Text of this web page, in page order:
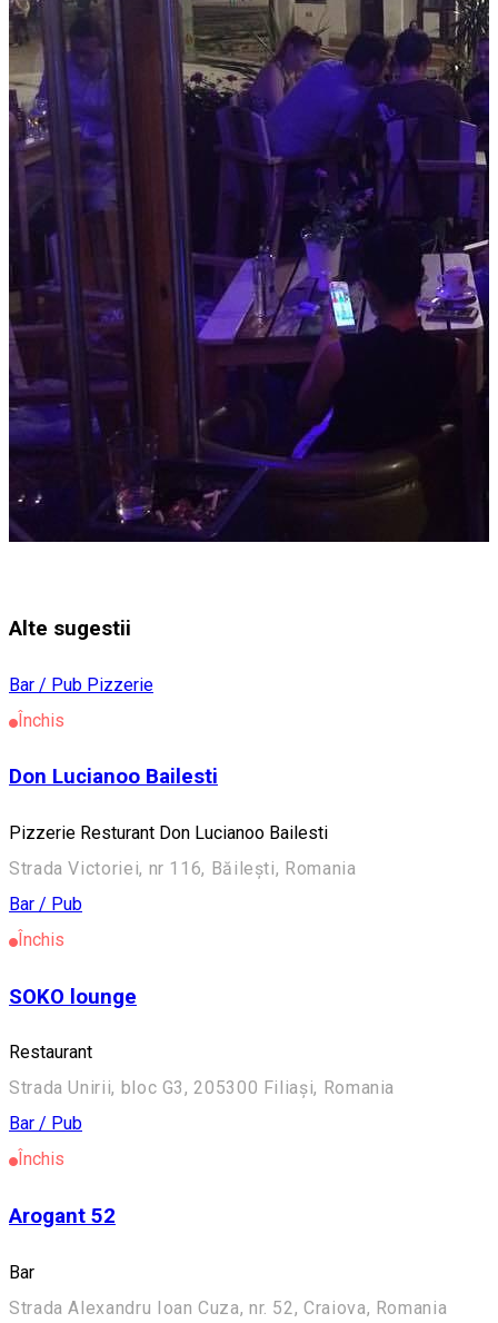
Alte sugestii
Bar / Pub Pizzerie
Închis
Don Lucianoo Bailesti
Pizzerie Resturant Don Lucianoo Bailesti
Strada Victoriei, nr 116, Băilești, Romania
Bar / Pub
Închis
SOKO lounge
Restaurant
Strada Unirii, bloc G3, 205300 Filiași, Romania
Bar / Pub
Închis
Arogant 52
Bar
Strada Alexandru Ioan Cuza, nr. 52, Craiova, Romania